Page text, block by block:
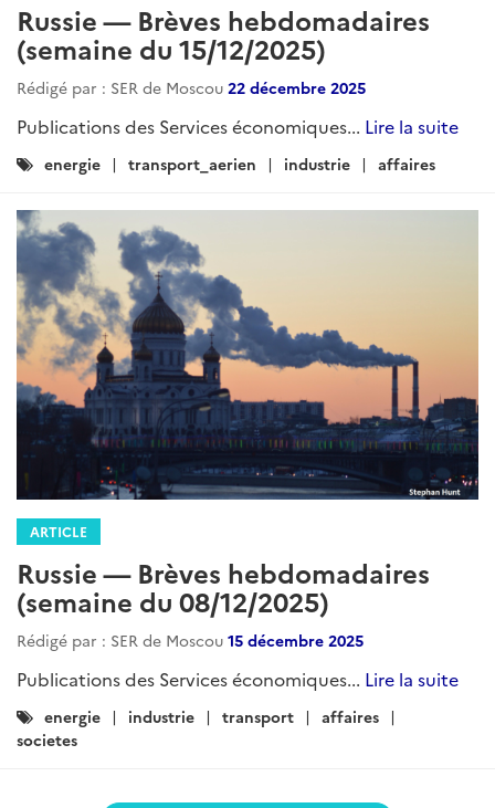
Russie — Brèves hebdomadaires
(semaine du 15/12/2025)
Rédigé par : SER de Moscou 22 décembre 2025
Publications des Services économiques... Lire la suite
Catégories
energie transport_aerien industrie affaires
ARTICLE
Russie — Brèves hebdomadaires
(semaine du 08/12/2025)
Rédigé par : SER de Moscou 15 décembre 2025
Publications des Services économiques... Lire la suite
Catégories
:
energie industrie transport
affaires
societes